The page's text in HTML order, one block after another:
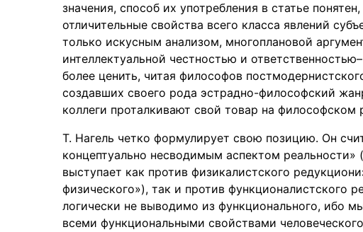
значения, способ их употребления в статье
отличительные свойства всего класса явлений
только искусным анализом, многоплановой
интеллектуальной честностью и
более ценить, читая философов
создавших своего рода эстрадно-философский
коллеги проталкивают свой товар на философском
Т. Нагель четко формулирует свою позицию. Он
концептуально несводимым аспектом
выступает как против физикалистского
физического»), так и против функционалистского
логически не выводимо из функционального, ибо
всеми функциональными свойствами